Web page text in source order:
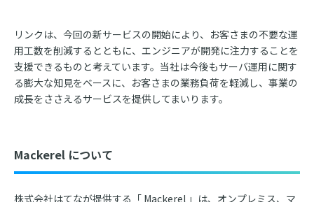
リンクは、今回の新サービスの開始により、お客さまの不要な運
用工数を削減するとともに、エンジニアが開発に注力することを
支援できるものと考えています。当社は今後もサーバ運用に関す
る膨大な知見をベースに、お客さまの業務負荷を軽減し、事業の
成長をささえるサービスを提供してまいります。
Mackerel について
株式会社はてなが提供する「 Mackerel 」は、オンプレミス、マ